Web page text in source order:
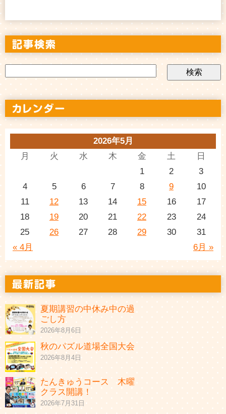
2026年5月
月
火 水 木 金 土 日
« 4月 6月 »
1 2
3
4
5 6 7 8 9
10
11
12 13 14 15 16
17
18
19 20 21 22 23
24
25
26 27 28 29 30 31
夏期講習の中休み中の過
ごし方
2026年8月6日
秋のパズル道場全国大会
2026年8月4日
たんきゅうコース 木曜
クラス開講！
2026年7月31日